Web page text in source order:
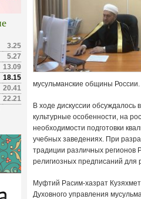
3.25
5.27
13.09
18.15
20.41
22.21
мусульманские общины России.
В ходе дискуссии
культурные особенности, на
необходимости подготовки
учебных заведениях. При
традиции различных регионов
религиозных предписаний для
Муфтий Расим-хазрат
Духовного управления